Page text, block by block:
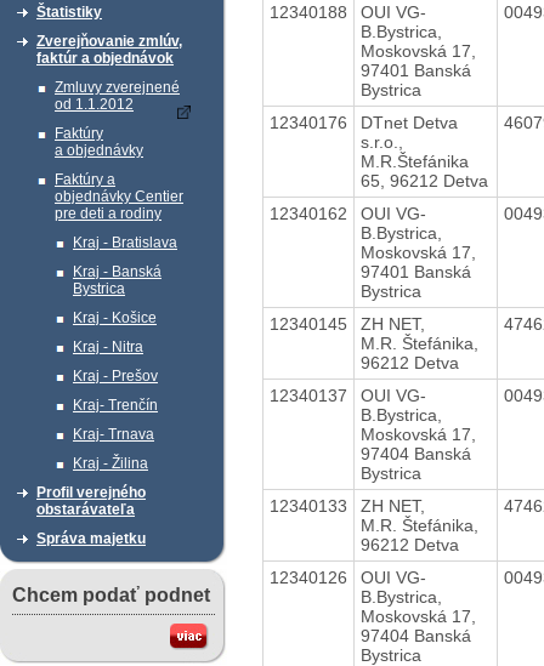
Štatistiky
Zverejňovanie zmlúv,
faktúr a objednávok
Zmluvy zverejnené
od 1.1.2012
Faktúry
a objednávky
Faktúry a
objednávky Centier
pre deti a rodiny
Kraj - Bratislava
Kraj - Banská
Bystrica
Kraj - Košice
Kraj - Nitra
Kraj - Prešov
Kraj- Trenčín
Kraj- Trnava
Kraj - Žilina
Profil verejného
obstarávateľa
Správa majetku
Chcem podať podnet
12340188
OUI VG-
B.Bystrica,
Moskovská 17,
97401 Banská
Bystrica
12340176
DTnet Detva
s.r.o.,
M.R.Štefánika
65, 96212 Detva
12340162
OUI VG-
B.Bystrica,
Moskovská 17,
97401 Banská
Bystrica
12340145
ZH NET,
M.R. Štefánika,
96212 Detva
12340137
OUI VG-
B.Bystrica,
Moskovská 17,
97404 Banská
Bystrica
12340133
ZH NET,
M.R. Štefánika,
96212 Detva
12340126
OUI VG-
B.Bystrica,
Moskovská 17,
97404 Banská
Bystrica